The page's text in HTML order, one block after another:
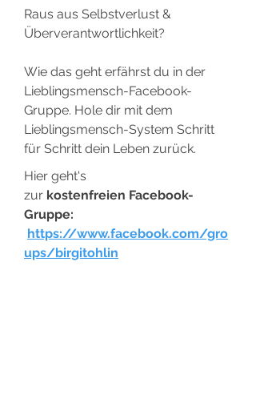
Raus aus Selbstverlust &
Überverantwortlichkeit?
Wie das geht erfährst du in der
Lieblingsmensch-Facebook-
Gruppe. Hole dir mit dem
Lieblingsmensch-System Schritt
für Schritt dein Leben zurück.
Hier geht's
zur kostenfreien Facebook-
Gruppe:
https://www.facebook.com/gro
ups/birgitohlin